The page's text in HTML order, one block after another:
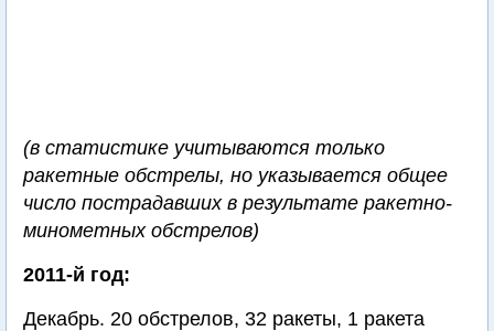
(в статистике учитываются только
ракетные обстрелы, но указывается общее
число пострадавших в результате ракетно-
минометных обстрелов)
2011-й год:
Декабрь. 20 обстрелов, 32 ракеты, 1 ракета